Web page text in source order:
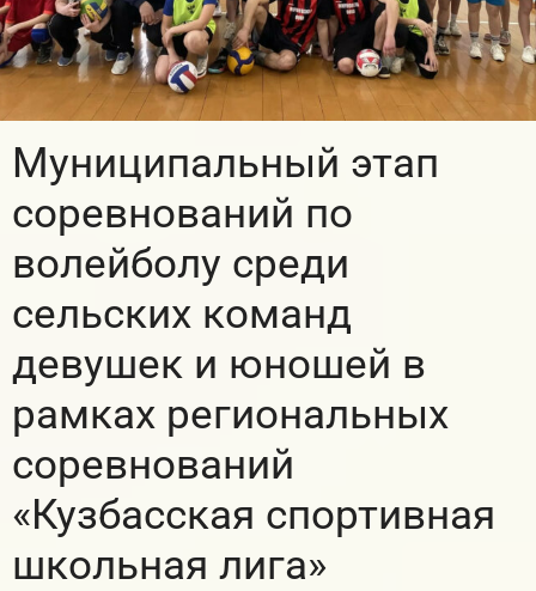
Муниципальный этап
соревнований по
волейболу среди
сельских команд
девушек и юношей в
рамках региональных
соревнований
«Кузбасская спортивная
школьная лига»